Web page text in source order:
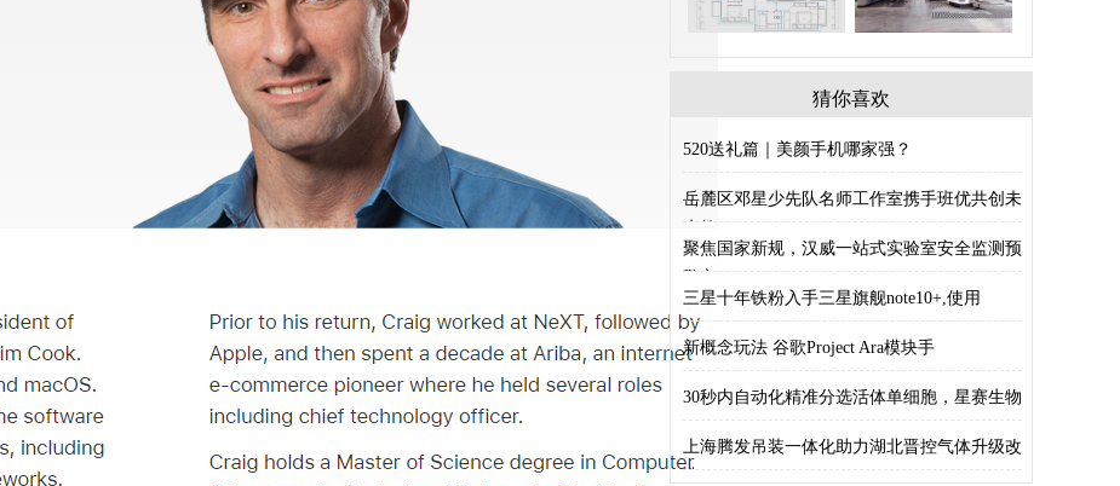
猜你喜欢
520送礼篇｜美颜手机哪家强？
岳麓区邓星少先队名师工作室携手班优共创未
来教
聚焦国家新规，汉威一站式实验室安全监测预
警方
三星十年铁粉入手三星旗舰note10+,使用
新概念玩法 谷歌Project Ara模块手
30秒内自动化精准分选活体单细胞，星赛生物
E
上海腾发吊装一体化助力湖北晋控气体升级改
造！